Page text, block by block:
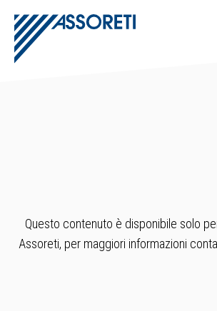
Questo contenuto è disponibile solo
Assoreti, per maggiori informazioni